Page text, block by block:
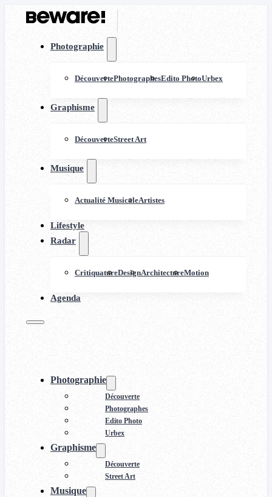
Photographie
DécouvertePhotographesEdito PhotoUrbex
Graphisme
DécouverteStreet Art
Musique
Actualité MusicaleArtistes
Lifestyle
Radar
CritiquatureDesignArchitectureMotion
Agenda
Photographie
Découverte
Photographes
Edito Photo
Urbex
Graphisme
Découverte
Street Art
Musique